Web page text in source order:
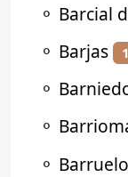
⚬ Barcial
⚬ Barjas 1
⚬
⚬
⚬